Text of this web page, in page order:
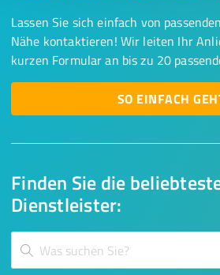
Finden Sie die
Dienstleister:
Lassen Sie sich einfach von
Nähe kontaktieren! Wir leiten Ihr
kurzen Formular an bis zu 20
SO EINFACH